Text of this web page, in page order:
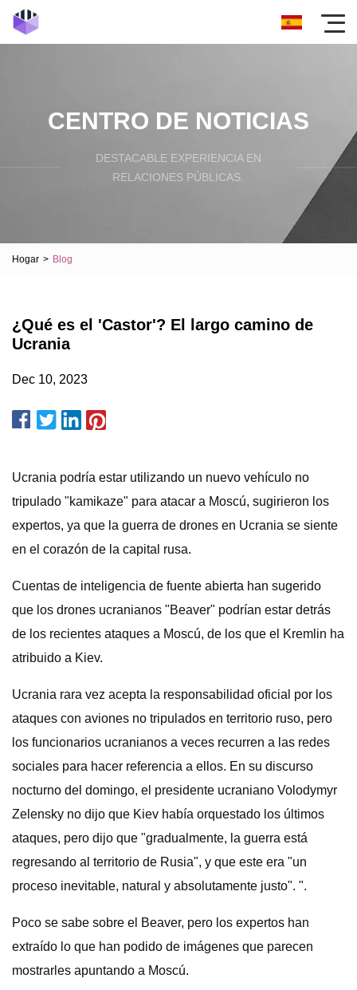
CENTRO DE NOTICIAS
DESTACABLE EXPERIENCIA EN
RELACIONES PÚBLICAS.
Hogar > Blog
¿Qué es el 'Castor'? El largo camino de
Ucrania
Dec 10, 2023
Ucrania podría estar utilizando un nuevo vehículo no
tripulado "kamikaze" para atacar a Moscú, sugirieron los
expertos, ya que la guerra de drones en Ucrania se siente
en el corazón de la capital rusa.
Cuentas de inteligencia de fuente abierta han sugerido
que los drones ucranianos "Beaver" podrían estar detrás
de los recientes ataques a Moscú, de los que el Kremlin ha
atribuido a Kiev.
Ucrania rara vez acepta la responsabilidad oficial por los
ataques con aviones no tripulados en territorio ruso, pero
los funcionarios ucranianos a veces recurren a las redes
sociales para hacer referencia a ellos. En su discurso
nocturno del domingo, el presidente ucraniano Volodymyr
Zelensky no dijo que Kiev había orquestado los últimos
ataques, pero dijo que "gradualmente, la guerra está
regresando al territorio de Rusia", y que este era "un
proceso inevitable, natural y absolutamente justo". ".
Poco se sabe sobre el Beaver, pero los expertos han
extraído lo que han podido de imágenes que parecen
mostrarles apuntando a Moscú.